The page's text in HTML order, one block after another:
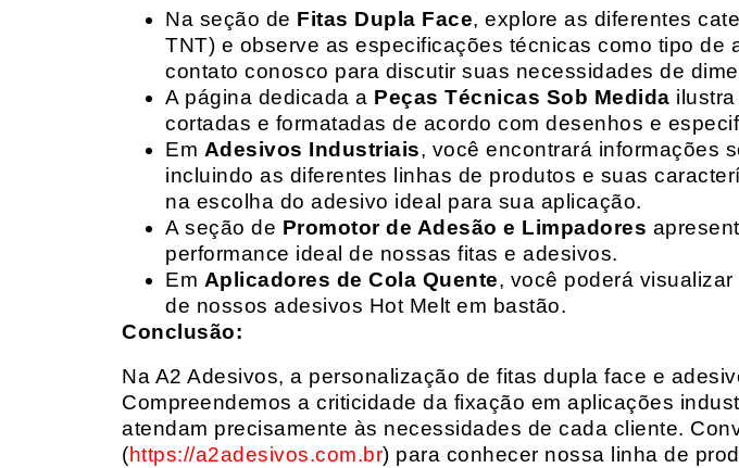
Na seção de Fitas Dupla Face, explore as diferentes
TNT) e observe as especificações técnicas como tipo
contato conosco para discutir suas necessidades de
A página dedicada a Peças Técnicas Sob Medida
cortadas e formatadas de acordo com desenhos e
Em Adesivos Industriais, você encontrará informações
incluindo as diferentes linhas de produtos e suas
na escolha do adesivo ideal para sua aplicação.
A seção de Promotor de Adesão e Limpadores
performance ideal de nossas fitas e adesivos.
Em Aplicadores de Cola Quente, você poderá
de nossos adesivos Hot Melt em bastão.
Conclusão:
Na A2 Adesivos, a personalização de fitas dupla face e
Compreendemos a criticidade da fixação em aplicações
atendam precisamente às necessidades de cada cliente.
(https://a2adesivos.com.br) para conhecer nossa linha de